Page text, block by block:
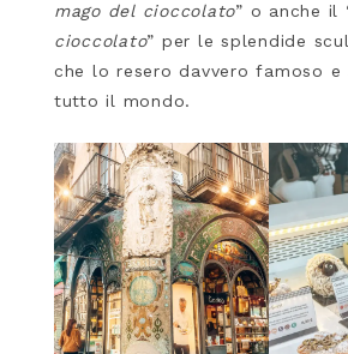
mago del cioccolato” o anche il
cioccolato” per le splendide
che lo resero davvero famoso e
tutto il mondo.